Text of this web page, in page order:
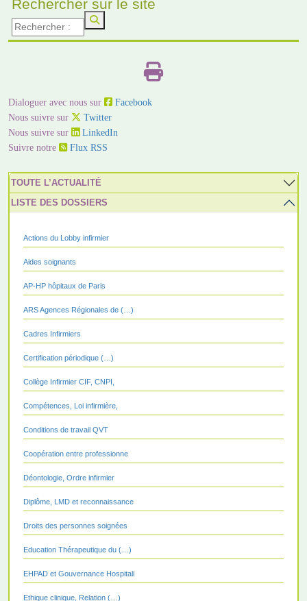
Rechercher sur le site
Dialoguer avec nous sur
Facebook
Nous suivre sur
Twitter
Nous suivre sur
LinkedIn
Suivre notre
Flux RSS
TOUTE L’ACTUALITÉ
LISTE DES DOSSIERS
Actions du Lobby infirmier
Aides soignants
AP-HP hôpitaux de Paris
ARS Agences Régionales de (…)
Cadres Infirmiers
Certification périodique (…)
Collège Infirmier CIF, CNPI,
Compétences, Loi infirmière,
Conditions de travail QVT
Coopération entre professionne
Déontologie, Ordre infirmier
Diplôme, LMD et reconnaissance
Droits des personnes soignées
Education Thérapeutique du (…)
EHPAD et Gouvernance Hospitali
Ethique clinique, Relation (…)